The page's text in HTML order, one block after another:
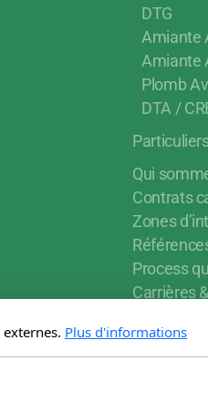
DTG
Amiante
Amiante
Plomb
DTA /
Qui
Contrats
Zones
Process
Carrières
Contactez-
Plus d'informations